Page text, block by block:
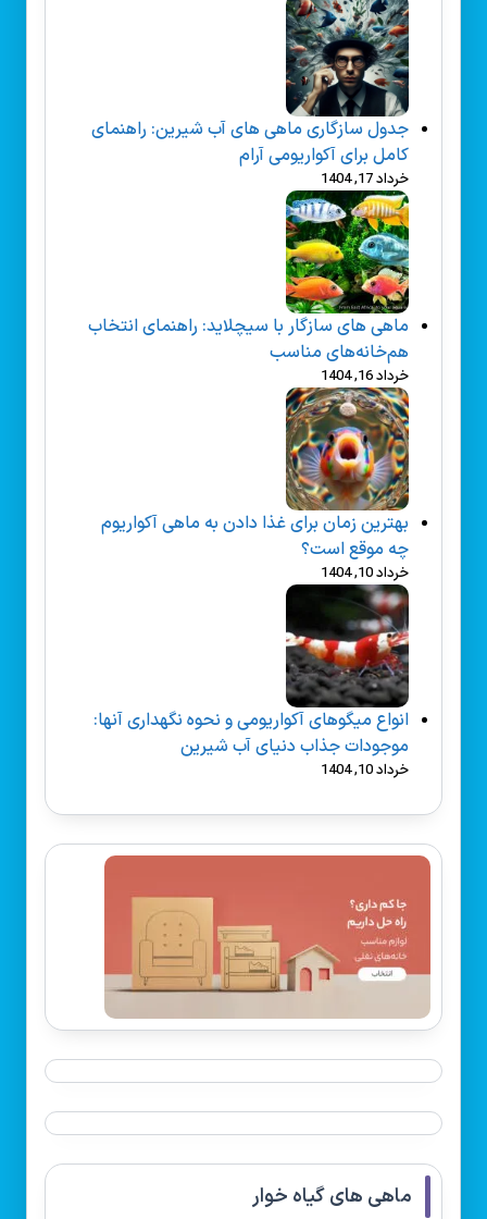
جدول سازگاری ماهی های آب شیرین: راهنمای
کامل برای آکواریومی آرام
خرداد 17, 1404
ماهی های سازگار با سیچلاید: راهنمای انتخاب
هم‌خانه‌های مناسب
خرداد 16, 1404
بهترین زمان برای غذا دادن به ماهی آکواریوم
چه موقع است؟
خرداد 10, 1404
انواع میگوهای آکواریومی و نحوه نگهداری آنها:
موجودات جذاب دنیای آب شیرین
خرداد 10, 1404
ماهی های گیاه خوار